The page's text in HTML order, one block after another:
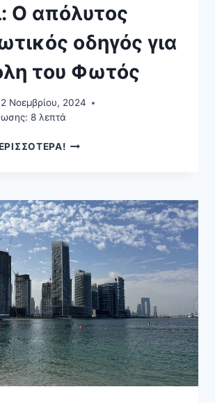
Ο απόλυτος
οδηγός για
του Φωτός
Νοεμβρίου, 2024
8 λεπτά
ΠΑΡΊΣΙ:
ΟΔΗΓΌΣ
ΓΙΑ
ΤΗΝ
ΠΌΛΗ
ΤΟΥ
ΦΩΤΌΣ